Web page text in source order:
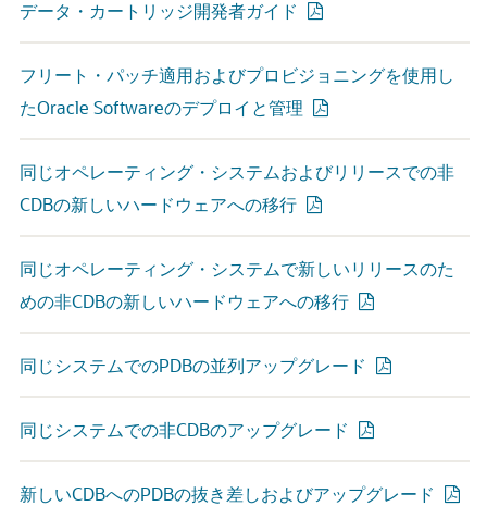
データ・カートリッジ開発者ガイド
フリート・パッチ適用およびプロビジョニングを使用し
たOracle Softwareのデプロイと管理
同じオペレーティング・システムおよびリリースでの非
CDBの新しいハードウェアへの移行
同じオペレーティング・システムで新しいリリースのた
めの非CDBの新しいハードウェアへの移行
同じシステムでのPDBの並列アップグレード
同じシステムでの非CDBのアップグレード
新しいCDBへのPDBの抜き差しおよびアップグレード